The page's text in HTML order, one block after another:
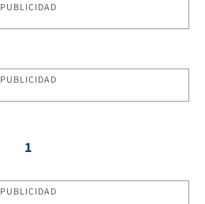
PUBLICIDAD
PUBLICIDAD
1
PUBLICIDAD